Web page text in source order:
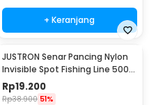
+ Keranjang
JUSTRON Senar Pancing Nylon
Invisible Spot Fishing Line 500M
6.0 - MR-500M
Rp19.200
Rp38.900 51%